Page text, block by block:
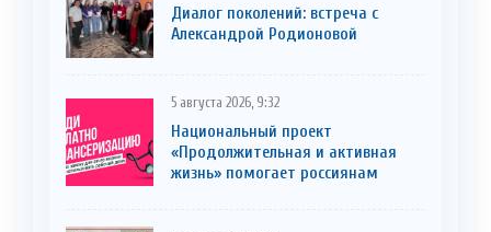
Диалог поколений: встреча с
Александрой Родионовой
5 августа 2026, 9:32
Национальный проект
«Продолжительная и активная
жизнь» помогает россиянам